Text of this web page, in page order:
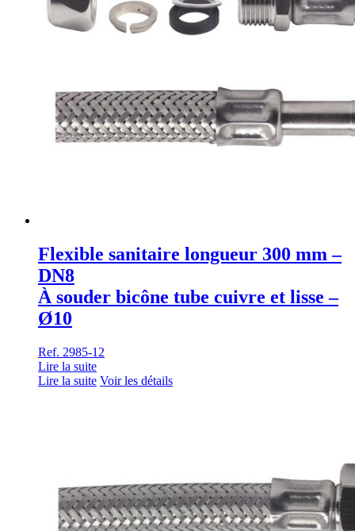
Flexible sanitaire longueur 300 mm –
DN8
À souder bicône tube cuivre et lisse –
Ø10
Ref. 2985-12
Lire la suite
Lire la suite Voir les détails